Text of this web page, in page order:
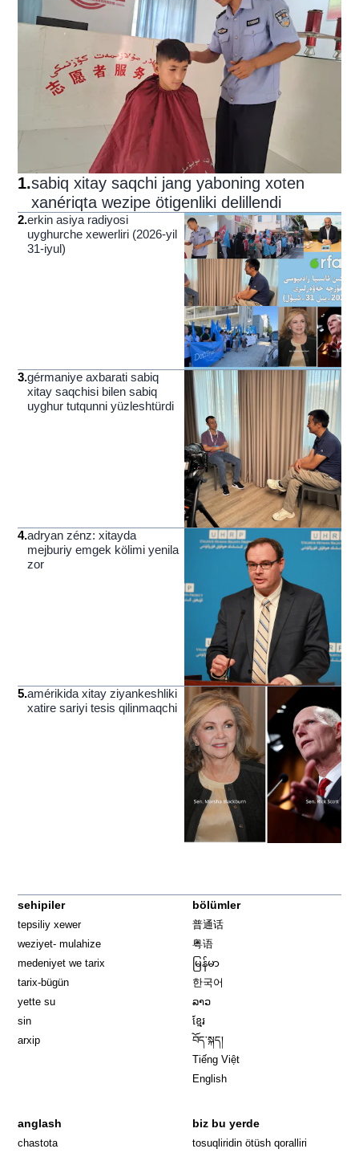
1.sabiq xitay saqchi jang yaboning xoten
xanériqta wezipe ötigenliki delillendi
2.erkin asiya radiyosi
uyghurche xewerliri (2026-yil
31-iyul)
3.gérmaniye axbarati sabiq
xitay saqchisi bilen sabiq
uyghur tutqunni yüzleshtürdi
4.adryan zénz: xitayda
mejburiy emgek kölimi yenila
zor
5.amérikida xitay ziyankeshliki
xatire sariyi tesis qilinmaqchi
sehipiler
tepsiliy xewer
weziyet- mulahize
medeniyet we tarix
tarix-bügün
yette su
sin
arxip
bölümler
普通话
粤语
မြန်မာ
한국어
ລາວ
ខ្មែរ
བོད་སྐད།
Tiếng Việt
English
anglash
chastota
biz bu yerde
tosuqliridin ötüsh qoralliri